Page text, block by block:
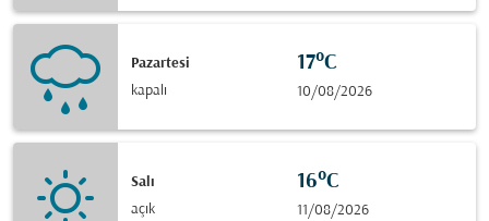
Pazartesi
kapalı
17°C
10/08/2026
Salı
açık
16°C
11/08/2026